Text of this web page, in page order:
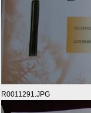
R0011291.JPG